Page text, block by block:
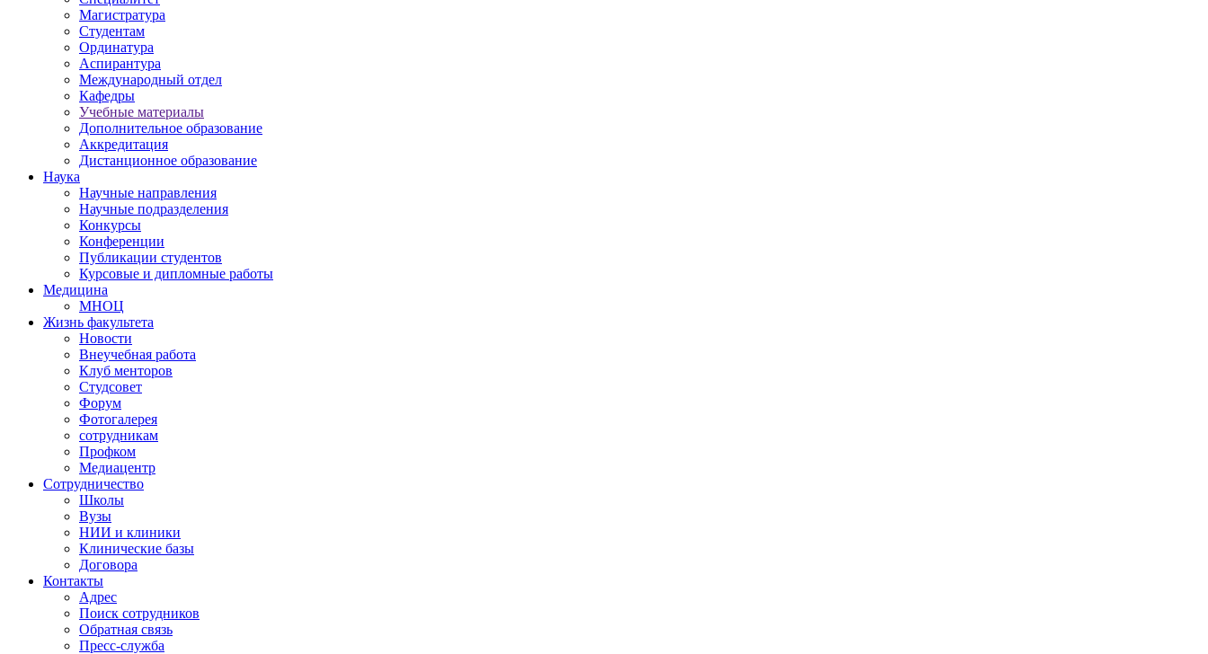
Магистратура
Студентам
Ординатура
Аспирантура
Международный отдел
Кафедры
Учебные материалы
Дополнительное образование
Аккредитация
Дистанционное образование
Наука
Научные направления
Научные подразделения
Конкурсы
Конференции
Публикации студентов
Курсовые и дипломные работы
Медицина
МНОЦ
Жизнь факультета
Новости
Внеучебная работа
Клуб менторов
Студсовет
Форум
Фотогалерея
сотрудникам
Профком
Медиацентр
Сотрудничество
Школы
Вузы
НИИ и клиники
Клинические базы
Договора
Контакты
Адрес
Поиск сотрудников
Обратная связь
Пресс-служба